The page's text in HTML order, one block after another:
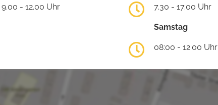
9.00 - 12.00 Uhr 7.30 - 17.00 Uhr
Samstag
08:00 - 12:00 Uhr